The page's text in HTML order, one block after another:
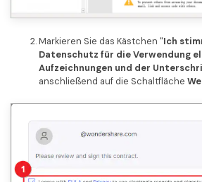
Markieren Sie das Kästchen "Ich
Datenschutz für die Verwendung
Aufzeichnungen und der
anschließend auf die Schaltfläche